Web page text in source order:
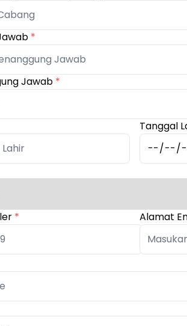
*
Jawab *
Tanggal
*
Alamat